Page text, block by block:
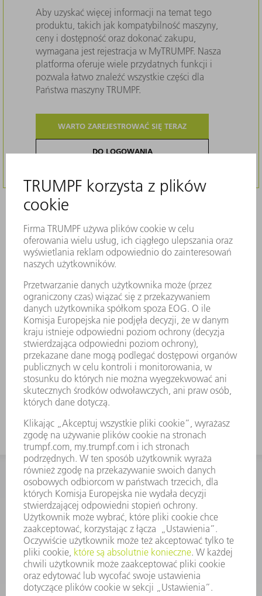
Aby uzyskać więcej informacji na temat tego
produktu, takich jak kompatybilność maszyny,
ceny i dostępność oraz dokonać zakupu,
wymagana jest rejestracja w MyTRUMPF. Nasza
platforma oferuje wiele przydatnych funkcji i
pozwala łatwo znaleźć wszystkie części dla
Państwa maszyny TRUMPF.
WARTO ZAREJESTROWAĆ SIĘ TERAZ
DO LOGOWANIA
KONTAKT
Dział Części Zamiennych i Narzędzi
48225753936
8.00 - 17.00
czesci.zamienne@trumpf.com